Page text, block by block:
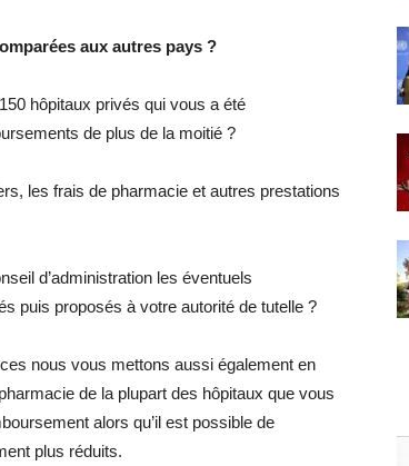
aux autres pays ?
hôpitaux privés qui vous a été
de plus de la moitié ?
les frais de pharmacie et autres prestations
d’administration les éventuels
puis proposés à votre autorité de tutelle ?
nous vous mettons aussi également en
de la plupart des hôpitaux que vous
alors qu’il est possible de
plus réduits.